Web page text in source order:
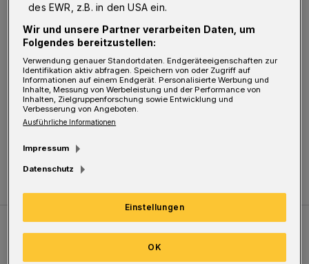
werden kann. Damit steht zunächst nur noch
die Zapfsäule an der Märkischen Straße zur
Verfügung", so die WSW.
Das Unternehmen prüft nach eigenen Angaben
nun, ob "an einem anderen Ort im
Wuppertaler Westen" eine entsprechende
Zapfsäule installiert werden kann.
Neueste Artikel
des EWR, z.B. in den USA ein.
Wir und unsere Partner verarbeiten Daten, um
Folgendes bereitzustellen:
Verwendung genauer Standortdaten. Endgeräteeigenschaften zur
Identifikation aktiv abfragen. Speichern von oder Zugriff auf
Informationen auf einem Endgerät. Personalisierte Werbung und
Inhalte, Messung von Werbeleistung und der Performance von
Inhalten, Zielgruppenforschung sowie Entwicklung und
Verbesserung von Angeboten.
Ausführliche Informationen
Impressum
Datenschutz
Einstellungen
OK